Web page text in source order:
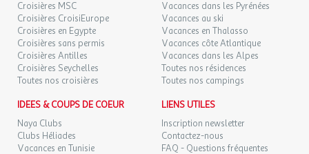
Télévision
Table extérieure
Detecteur fumée
Parking
Etendoir à linge
Cuisine : 1
Linge de lit.
Lodge Superior Animaux Admis 6 personnes
Croisières MSC
Croisières CroisiEurope
Croisières en Egypte
Croisières sans permis
Croisières Antilles
Croisières Seychelles
Toutes nos croisières
Vacances dans les Pyrénées
Vacances au ski
Vacances en Thalasso
Vacances côte Atlantique
Vacances dans les Alpes
Toutes nos résidences
Toutes nos campings
IDEES & COUPS DE COEUR
Naya Clubs
Clubs Héliades
Vacances en Tunisie
LIENS UTILES
Inscription newsletter
Contactez-nous
FAQ - Questions fréquentes